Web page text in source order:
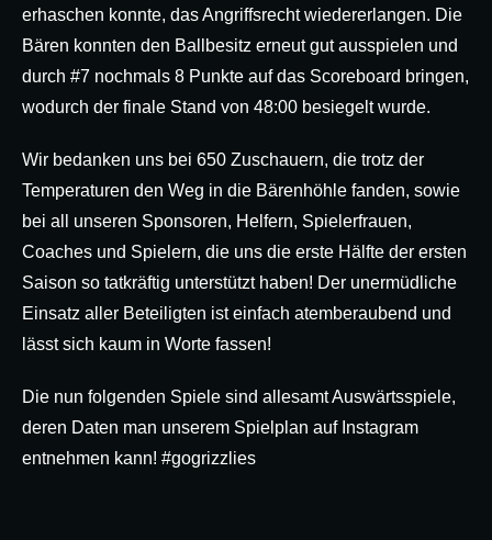
erhaschen konnte, das Angriffsrecht wiedererlangen. Die
Bären konnten den Ballbesitz erneut gut ausspielen und
durch #7 nochmals 8 Punkte auf das Scoreboard bringen,
wodurch der finale Stand von 48:00 besiegelt wurde.
Wir bedanken uns bei 650 Zuschauern, die trotz der
Temperaturen den Weg in die Bärenhöhle fanden, sowie
bei all unseren Sponsoren, Helfern, Spielerfrauen,
Coaches und Spielern, die uns die erste Hälfte der ersten
Saison so tatkräftig unterstützt haben! Der unermüdliche
Einsatz aller Beteiligten ist einfach atemberaubend und
lässt sich kaum in Worte fassen!
Die nun folgenden Spiele sind allesamt Auswärtsspiele,
deren Daten man unserem Spielplan auf Instagram
entnehmen kann! #gogrizzlies